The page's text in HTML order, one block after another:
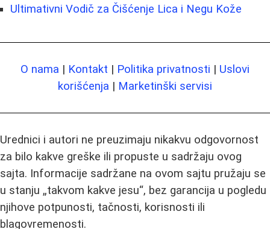
Ultimativni Vodič za Čišćenje Lica i Negu Kože
O nama | Kontakt | Politika privatnosti | Uslovi
korišćenja | Marketinški servisi
Urednici i autori ne preuzimaju nikakvu odgovornost
za bilo kakve greške ili propuste u sadržaju ovog
sajta. Informacije sadržane na ovom sajtu pružaju se
u stanju „takvom kakve jesu“, bez garancija u pogledu
njihove potpunosti, tačnosti, korisnosti ili
blagovremenosti.